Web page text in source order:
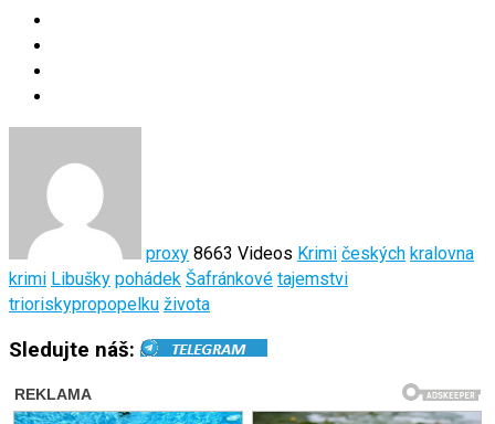
proxy 8663 Videos Krimi českých kralovna
krimi Libušky pohádek Šafránkové tajemstvi
trioriskypropopelku života
Sledujte náš: